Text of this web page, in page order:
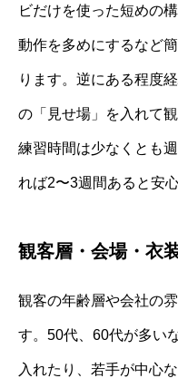
ビだけを使った短めの
動作を多めにするなど
ります。逆にある程度
の「見せ場」を入れて
練習時間は少なくとも
れば2〜3週間あると安心
観客層・会場・衣
観客の年齢層や会社の
す。50代、60代が多い
入れたり、若手が中心